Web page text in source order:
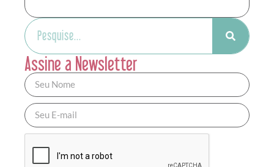
Assine a Newsletter